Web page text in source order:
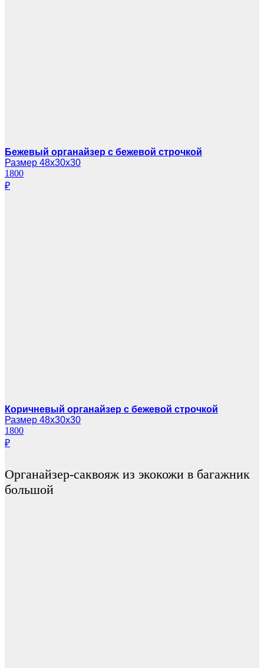
Бежевый органайзер с бежевой строчкой
Размер 48х30х30
1800
₽
Коричневый органайзер с бежевой строчкой
Размер 48х30х30
1800
₽
Органайзер-саквояж из экокожи в багажник
большой